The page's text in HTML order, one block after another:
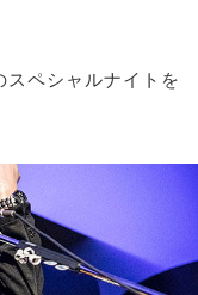
スペシャルナイトを